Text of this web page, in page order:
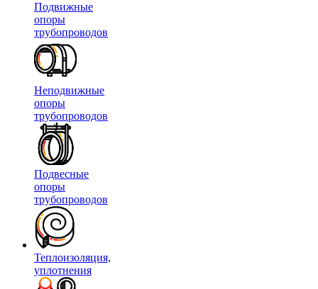
Подвижные
опоры
трубопроводов
Неподвижные
опоры
трубопроводов
Подвесные
опоры
трубопроводов
Теплоизоляция,
уплотнения